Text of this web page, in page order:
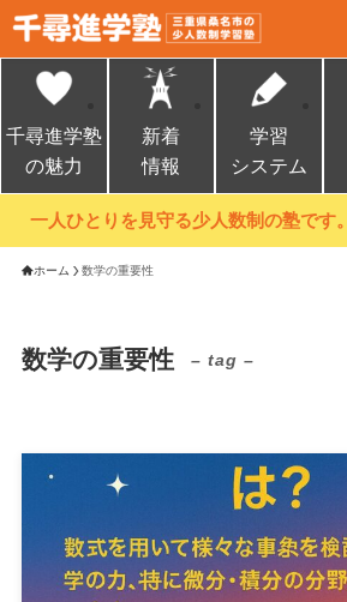
千尋進学塾
の魅力
新着
情報
学習
システム
一人ひとりを見守る少人数制の塾です。
ホーム 数学の重要性
数学の重要性 – tag –